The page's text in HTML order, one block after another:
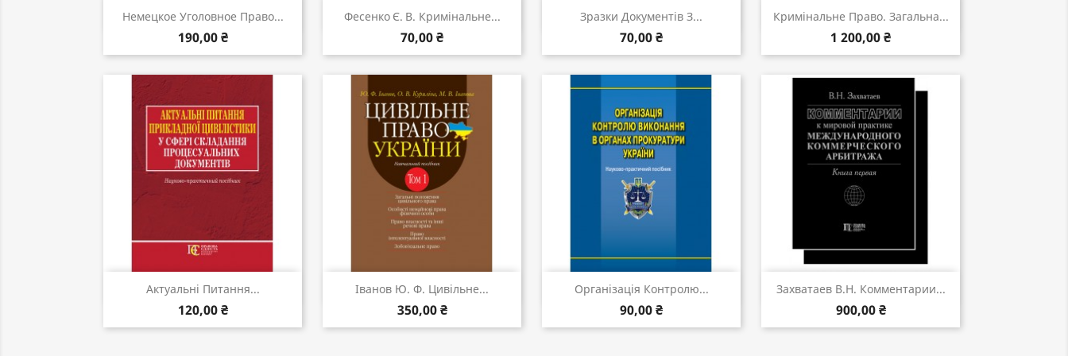
Немецкое Уголовное Право...
190,00 ₴
Швидкий перегляд Фесенко Є. В. Кримінальне...
70,00 ₴
Швидкий перегляд Зразки Документів З...
70,00 ₴
Швидкий перегляд Кримінальне Право. Загальна...
1 200,00 ₴
Швидкий перегляд
Актуальні Питання...
120,00 ₴
Швидкий перегляд Іванов Ю. Ф. Цивільне...
350,00 ₴
Швидкий перегляд Організація Контролю...
90,00 ₴
Швидкий перегляд Захватаев В.Н. Комментарии...
900,00 ₴
Швидкий перегляд